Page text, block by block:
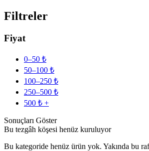
Filtreler
Fiyat
0–50 ₺
50–100 ₺
100–250 ₺
250–500 ₺
500 ₺ +
Sonuçları Göster
Bu tezgâh köşesi henüz kuruluyor
Bu kategoride henüz ürün yok. Yakında bu